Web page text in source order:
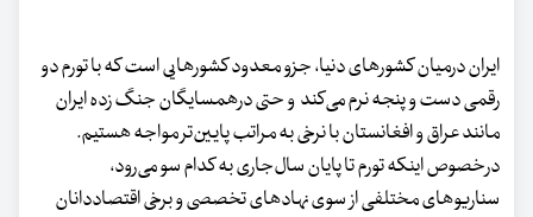
ایران درمیان کشورهای دنیا، جزو معدود کشورهایی است که با تورم دو
رقمی دست و پنجه نرم می‌کند و حتی درهمسایگان جنگ زده ایران
مانند عراق و افغانستان با نرخی به مراتب پایین‌تر مواجه هستیم.
درخصوص اینکه تورم تا پایان سال‌جاری به کدام سو می‌رود،
سناریوهای مختلفی از سوی نهادهای تخصصی و برخی اقتصاددانان